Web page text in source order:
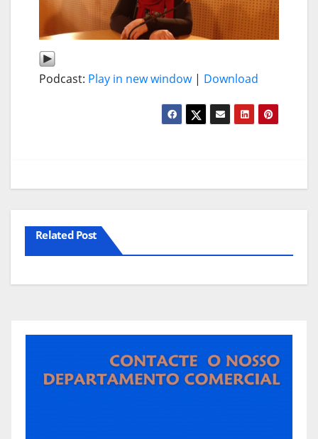
Podcast: Play in new window| Download
Related Post